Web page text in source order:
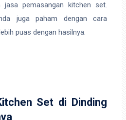
jasa pemasangan kitchen set.
juga paham dengan cara
puas dengan hasilnya.
Set di Dinding